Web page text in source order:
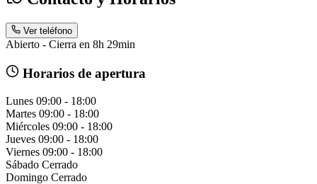
Ver teléfono
Abierto - Cierra en 8h 29min
Horarios de apertura
Lunes 09:00 - 18:00
Martes 09:00 - 18:00
Miércoles 09:00 - 18:00
Jueves 09:00 - 18:00
Viernes 09:00 - 18:00
Sábado Cerrado
Domingo Cerrado